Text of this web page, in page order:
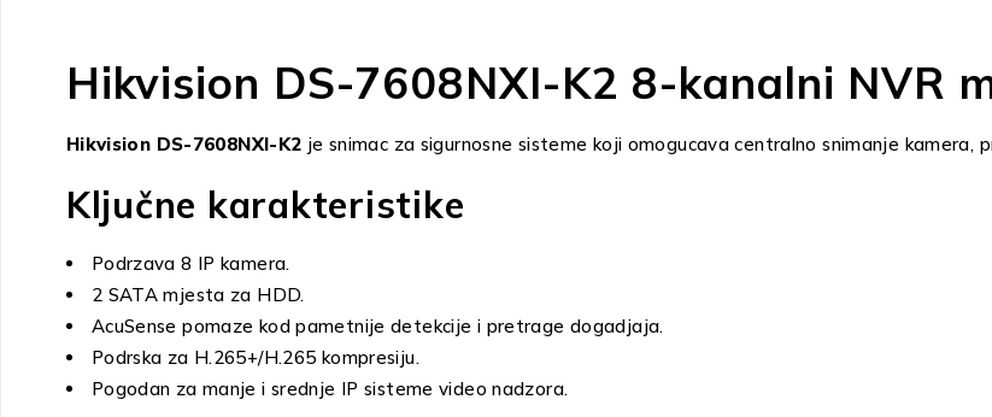
Hikvision DS-7608NXI-K2 8-kanalni NVR
Hikvision DS-7608NXI-K2 je snimac za sigurnosne sisteme koji omogucava centralno snimanje
Ključne karakteristike
Podrzava 8 IP kamera.
2 SATA mjesta za HDD.
AcuSense pomaze kod pametnije detekcije i pretrage dogadjaja.
Podrska za H.265+/H.265 kompresiju.
Pogodan za manje i srednje IP sisteme video nadzora.